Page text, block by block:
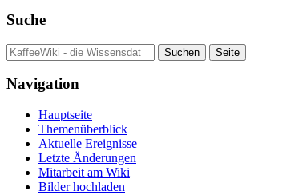
Suche
Navigation
Hauptseite
Themenüberblick
Aktuelle Ereignisse
Letzte Änderungen
Mitarbeit am Wiki
Bilder hochladen